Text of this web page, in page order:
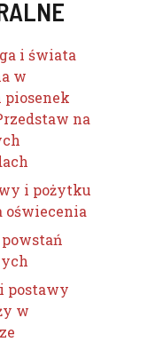
i świata
w
na
i pożytku
oświecenia
postawy
w